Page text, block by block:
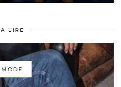
A LIRE
MODE